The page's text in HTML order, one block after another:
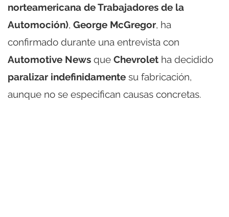
norteamericana de Trabajadores de la
Automoción), George McGregor, ha
confirmado durante una entrevista con
Automotive News que Chevrolet ha decidido
paralizar indefinidamente su fabricación,
aunque no se especifican causas concretas.